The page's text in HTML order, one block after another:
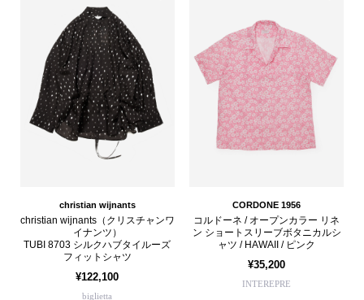
christian wijnants
christian wijnants（クリスチャンワ
イナンツ）
TUBI 8703 シルクハブタイルーズ
フィットシャツ
¥122,100
biglietta
CORDONE 1956
コルドーネ / オープンカラー リネ
ン ショートスリーブボタニカルシ
ャツ / HAWAII / ピンク
¥35,200
INTEREPRE